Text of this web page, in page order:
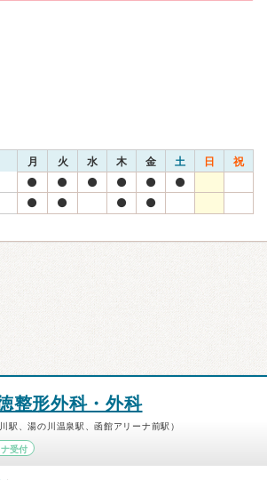
月 火 水 木 金 土 日 祝
整形外科・外科
駅、湯の川温泉駅、函館アリーナ前駅）
受付